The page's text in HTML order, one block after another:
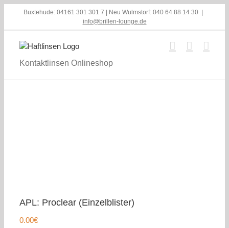
content
Buxtehude: 04161 301 301 7 | Neu Wulmstorf: 040 64 88 14 30
info@brillen-lounge.de
Kontaktlinsen Onlineshop
APL: Proclear (Einzelblister)
0.00€